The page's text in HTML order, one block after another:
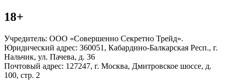
18+
Учредитель: ООО «Совершенно Секретно Трейд».
Юридический адрес: 360051, Кабардино-Балкарская Респ., г.
Нальчик, ул. Пачева, д. 36
Почтовый адрес: 127247, г. Москва, Дмитровское шоссе, д.
100, стр. 2